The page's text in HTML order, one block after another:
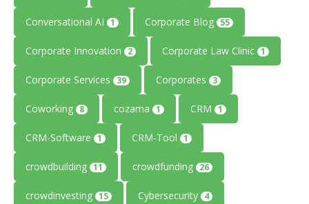
Conversational AI 1 Corporate Blog 55
Corporate Innovation 2 Corporate Law Clinic 1
Corporate Services 39 Corporates 3
Coworking 8 cozama 1 CRM 1
CRM-Software 1 CRM-Tool 1
crowdbuilding 11 crowdfunding 26
crowdinvesting 15 Cybersecurity 4